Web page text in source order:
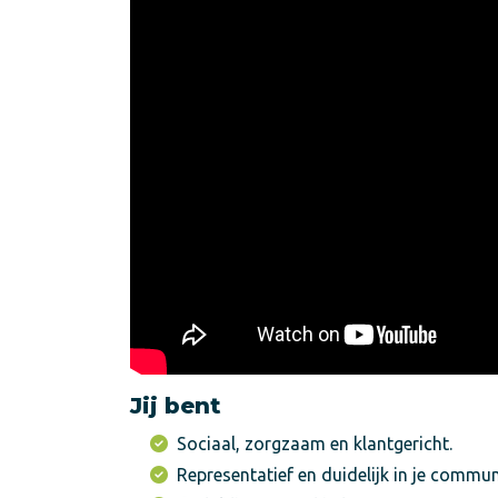
Jij bent
Sociaal, zorgzaam en klantgericht.
Representatief en duidelijk in je